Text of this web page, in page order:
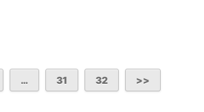
… 31 32